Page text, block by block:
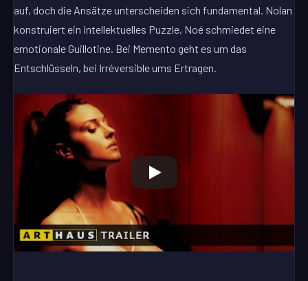
auf, doch die Ansätze unterscheiden sich fundamental. Nolan
konstruiert ein intellektuelles Puzzle, Noé schmiedet eine
emotionale Guillotine. Bei Memento geht es um das
Entschlüsseln, bei Irréversible ums Ertragen.